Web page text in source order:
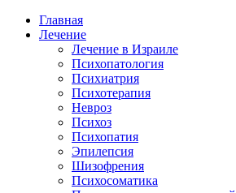
Главная
Лечение
Лечение в Израиле
Психопатология
Психиатрия
Психотерапия
Невроз
Психоз
Психопатия
Эпилепсия
Шизофрения
Психосоматика